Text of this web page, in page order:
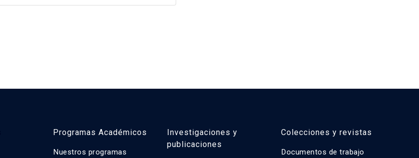
Programas Académicos
Nuestros programas
Investigaciones y
publicaciones
Colecciones y revistas
Documentos de trabajo